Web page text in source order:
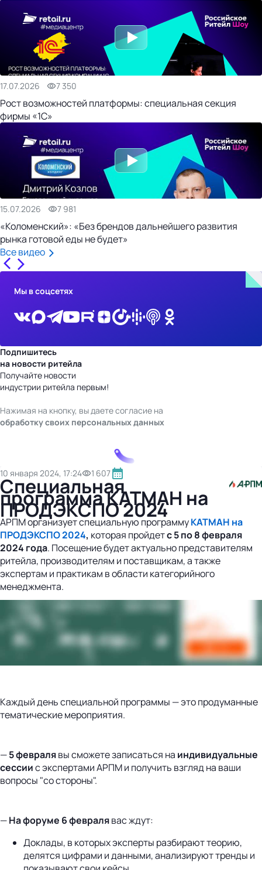
17.07.2026 7 350
Рост возможностей платформы: специальная секция
фирмы «1С»
15.07.2026 7 981
«Коломенский»: «Без брендов дальнейшего развития
рынка готовой еды не будет»
Все видео
Мы в соцсетях
Подпишитесь
на новости ритейла
Получайте новости
индустрии ритейла первым!
Нажимая на кнопку, вы даете согласие на
обработку своих персональных данных
10 января 2024, 17:24 1 607
Специальная
программа КАТМАН на
ПРОДЭКСПО 2024
АРПМ организует специальную программуКАТМАН на
ПРОДЭКСПО 2024, которая пройдетс 5 по 8 февраля
2024 года. Посещение будет актуально представителям
ритейла, производителям и поставщикам, а также
экспертам и практикам в области категорийного
менеджмента.
Каждый день специальной программы — это продуманные
тематические мероприятия.
—5 февралявы сможете записаться на индивидуальные
сессиис экспертами АРПМ и получить взгляд на ваши
вопросы "со стороны".
—На форуме 6 февралявас ждут:
Доклады, в которых эксперты разбирают теорию,
делятся цифрами и данными, анализируют тренды и